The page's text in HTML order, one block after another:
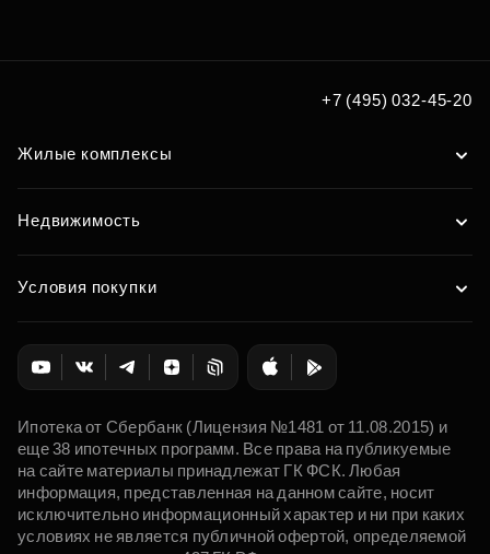
+7 (495) 032-45-20
Жилые комплексы
Недвижимость
Условия покупки
Ипотека от Сбербанк (Лицензия №1481 от 11.08.2015) и
еще 38 ипотечных программ. Все права на публикуемые
на сайте материалы принадлежат ГК ФСК. Любая
информация, представленная на данном сайте, носит
исключительно информационный характер и ни при каких
условиях не является публичной офертой, определяемой